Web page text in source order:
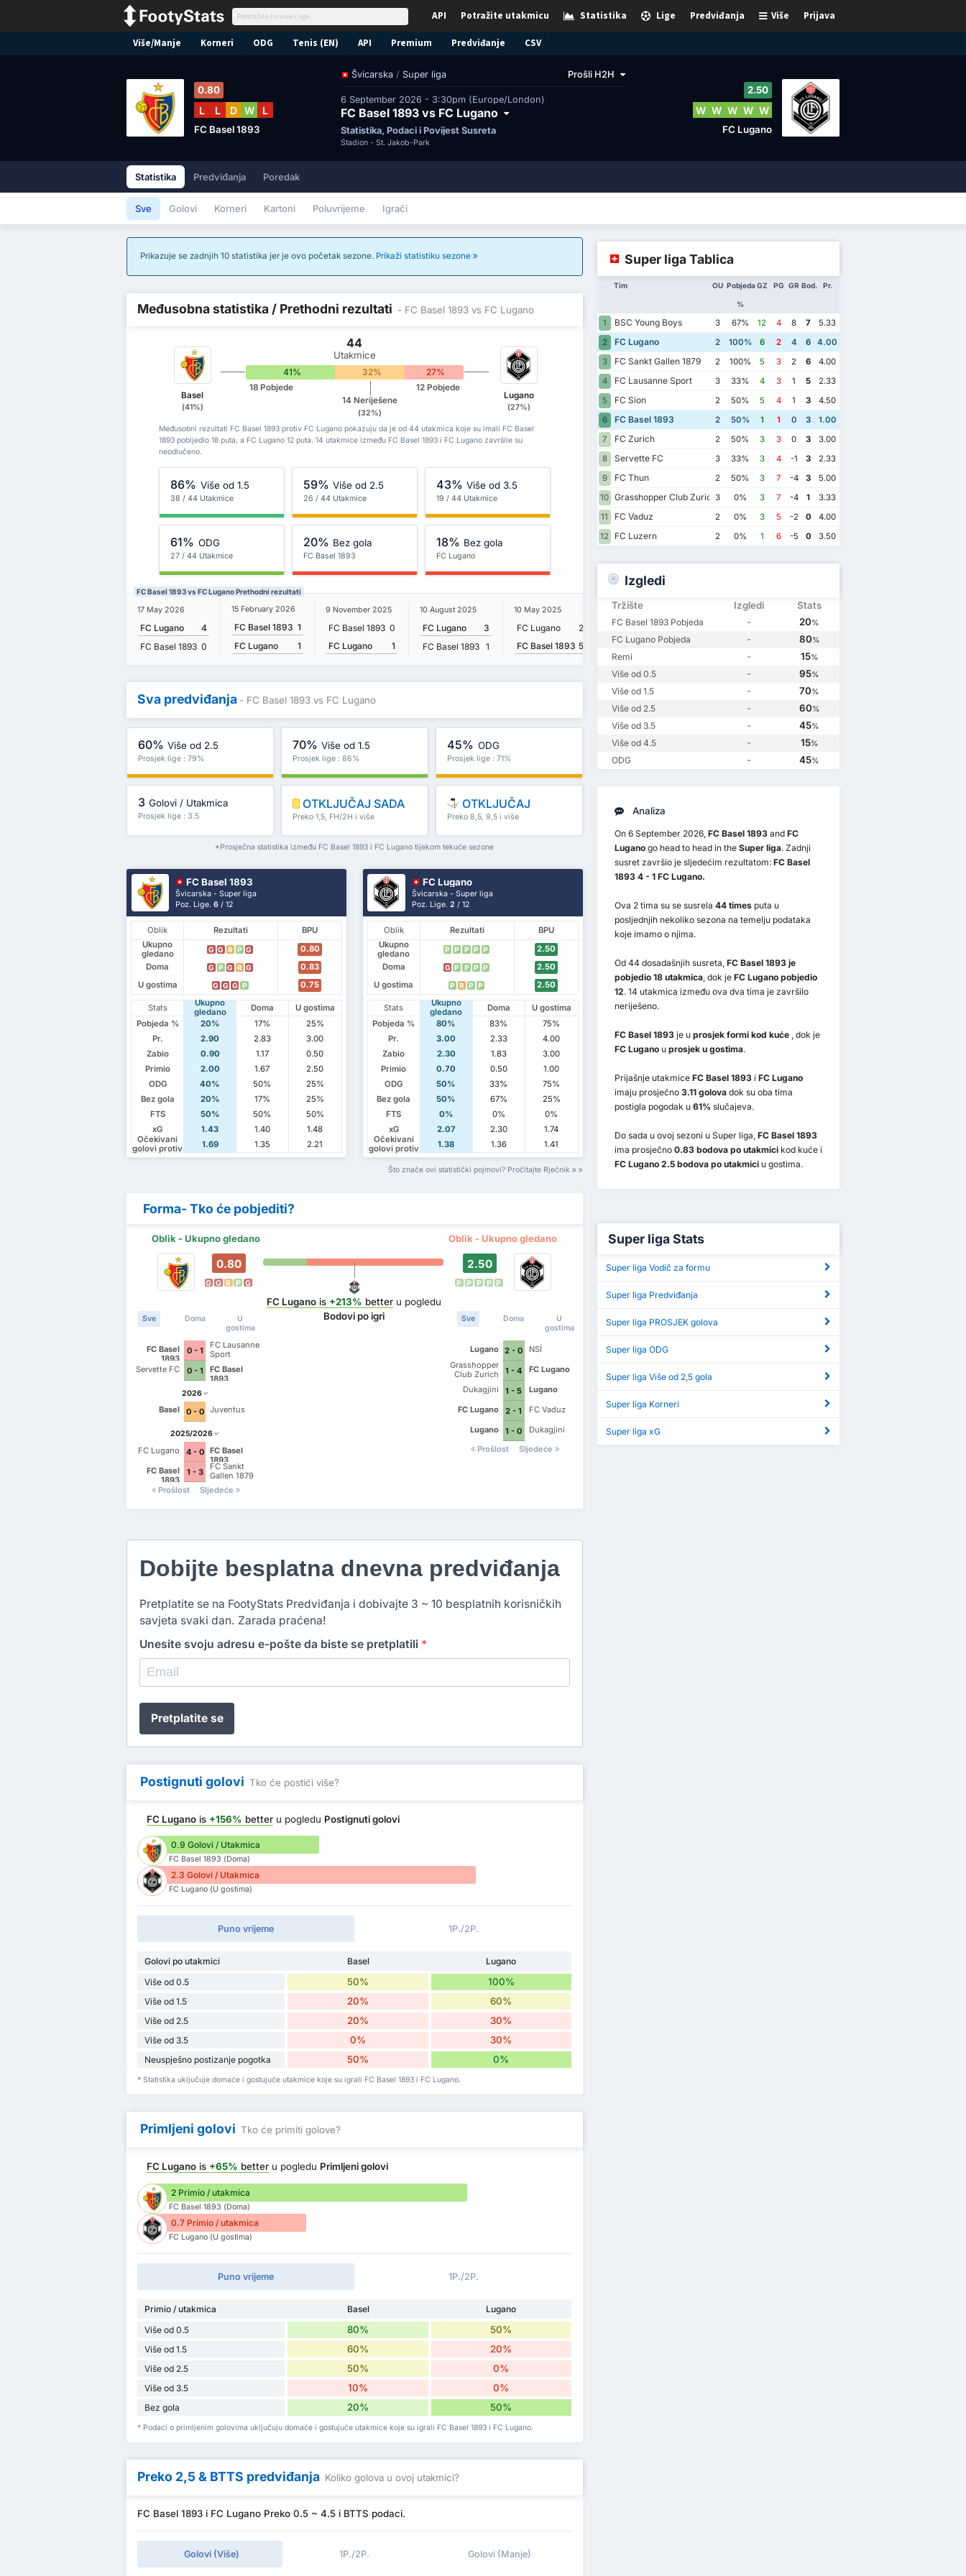
Prijava
Više
Predviđanja
Lige
Statistika
Potražite utakmicu
API
Više/Manje Korneri ODG Tenis (EN) API Premium Predviđanje CSV
Švicarska / Super liga Prošli H2H
6 September 2026 - 3:30pm (Europe/London)
FC Basel 1893 vs FC Lugano
Statistika, Podaci i Povijest Susreta
Stadion - St. Jakob-Park
0.80
L L D W L
FC Basel 1893
2.50
W W W W W
FC Lugano
Statistika Predviđanja Poredak
Sve Golovi Korneri Kartoni Poluvrijeme Igrači
Prikazuje se zadnjih 10 statistika jer je ovo početak sezone. Prikaži statistiku sezone
Međusobna statistika / Prethodni rezultati - FC Basel 1893 vs FC Lugano
Basel
(41%)
44
Utakmice
41% 32% 27%
18 Pobjede
14 Neriješene
(32%)
12 Pobjede
Lugano
(27%)
Međusobni rezultati FC Basel 1893 protiv FC Lugano pokazuju da je od 44 utakmica koje su imali FC Basel
1893 pobijedio 18 puta, a FC Lugano 12 puta. 14 utakmice između FC Basel 1893 i FC Lugano završile su
neodlučeno.
86% Više od 1.5
38 / 44 Utakmice
59% Više od 2.5
26 / 44 Utakmice
43% Više od 3.5
19 / 44 Utakmice
61% ODG
27 / 44 Utakmice
20% Bez gola
FC Basel 1893
18% Bez gola
FC Lugano
FC Basel 1893 vs FC Lugano Prethodni rezultati
17 May 2026
FC Lugano
4
FC Basel 1893 0
15 February 2026
FC Basel 1893 1
FC Lugano
1
9 November 2025
FC Basel 1893 0
FC Lugano
1
10 August 2025
FC Lugano
3
FC Basel 1893 1
10 May 2025
FC Lugano
2
FC Basel 1893 5
6 April 2025
FC Basel 1893
2
FC Lugano
0
19 January 2025 27 July 2024
FC Basel 1893
FC Lugano
Sva predviđanja - FC Basel 1893 vs FC Lugano
60% Više od 2.5
Prosjek lige : 79%
70% Više od 1.5
Prosjek lige : 86%
45% ODG
Prosjek lige : 71%
3 Golovi / Utakmica
Prosjek lige : 3.5
OTKLJUČAJ SADA
Preko 1,5, FH/2H i više
OTKLJUČAJ
Preko 8,5, 9,5 i više
*Prosječna statistika između FC Basel 1893 i FC Lugano tijekom tekuće sezone
FC Basel 1893
Švicarska - Super liga
Poz. Lige.6 / 12
Oblik Rezultati
BPU
Ukupno
gledano
G G R P G
0.80
Doma
G P G R G
0.83
U gostima
G G G P 0.75
Stats
Ukupno
gledano
Doma
U gostima
Pobjeda %
20% 17%
25%
Pr.
2.90 2.83
3.00
Zabio
0.90 1.17
0.50
Primio
2.00 1.67
2.50
ODG
40% 50%
25%
Bez gola
20% 17%
25%
FTS
50% 50%
50%
xG
1.43 1.40
1.48
Očekivani
golovi protiv
1.69 1.35 2.21
FC Lugano
Švicarska - Super liga
Poz. Lige.2 / 12
Oblik Rezultati
BPU
Ukupno
gledano
P P P P P
2.50
Doma
G P P P P
2.50
U gostima
P R P P 2.50
Stats
Ukupno
gledano
Doma
U gostima
Pobjeda %
80% 83%
75%
Pr.
3.00 2.33
4.00
Zabio
2.30 1.83
3.00
Primio
0.70 0.50
1.00
ODG
50% 33%
75%
Bez gola
50% 67%
25%
FTS
0% 0%
0%
xG
2.07 2.30
1.74
Očekivani
golovi protiv
1.38 1.36 1.41
Što znače ovi statistički pojmovi? Pročitajte Rječnik
Forma- Tko će pobjediti?
Oblik - Ukupno gledano Oblik - Ukupno gledano
0.80
G G R P G
Sve Doma
U
gostima
FC Basel
1893
0 - 1
FC Lausanne
Sport
Servette FC
0 - 1
FC Basel
1893
2026
Basel 0 - 0 Juventus
2025/2026
FC Lugano 4 - 0
FC Basel
1893
FC Basel
1893
1 - 3
FC Sankt
Gallen 1879
Prošlost
Sljedeće
FC Lugano is +213% better u pogledu
Bodovi po igri
2.50
P P P P P
Sve Doma
U
gostima
Lugano 2 - 0
NSÍ
Grasshopper
Club Zurich
1 - 4
FC Lugano
Dukagjini
1 - 5
Lugano
FC Lugano
2 - 1
FC Vaduz
Lugano
1 - 0
Dukagjini
Prošlost
Sljedeće
Dobijte besplatna dnevna predviđanja
Pretplatite se na FootyStats Predviđanja i dobivajte 3 ~ 10 besplatnih korisničkih
savjeta svaki dan. Zarada praćena!
Unesite svoju adresu e-pošte da biste se pretplatili *
Pretplatite se
Postignuti golovi Tko će postići više?
FC Lugano is +156% better u pogledu Postignuti golovi
0.9 Golovi / Utakmica
FC Basel 1893 (Doma)
2.3 Golovi / Utakmica
FC Lugano (U gostima)
Puno vrijeme 1P./2P.
Golovi po utakmici Basel
Lugano
Više od 0.5
50% 100%
Više od 1.5 20% 60%
Više od 2.5 20% 30%
Više od 3.5 0% 30%
Neuspješno postizanje pogotka 50% 0%
* Statistika uključuje domaće i gostujuće utakmice koje su igrali FC Basel 1893 i FC Lugano.
Primljeni golovi Tko će primiti golove?
FC Lugano is +65% better u pogledu Primljeni golovi
2 Primio / utakmica
FC Basel 1893 (Doma)
0.7 Primio / utakmica
FC Lugano (U gostima)
Puno vrijeme 1P./2P.
Primio / utakmica Basel
Lugano
Više od 0.5
80% 50%
Više od 1.5 60% 20%
Više od 2.5 50% 0%
Više od 3.5 10% 0%
Bez gola 20% 50%
* Podaci o primljenim golovima uključuju domaće i gostujuće utakmice koje su igrali FC Basel 1893 i FC Lugano.
Preko 2,5 & BTTS predviđanja Koliko golova u ovoj utakmici?
FC Basel 1893 i FC Lugano Preko 0.5 ~ 4.5 i BTTS podaci.
Golovi (Više) 1P./2P. Golovi (Manje)
Super liga Tablica
Tim OU Pobjeda
%
GZ PG GR Bod. Pr.
1 BSC Young Boys 3 67% 12 4 8 7
5.33
2
FC Lugano 2 100% 6 2 4 6
4.00
3
FC Sankt Gallen 1879 2 100% 5 3 2 6
4.00
4
FC Lausanne Sport 3 33% 4 3 1 5
2.33
5
FC Sion 2 50% 5 4 1 3
4.50
6
FC Basel 1893 2 50% 1 1 0 3
1.00
7
FC Zurich 2 50% 3 3 0 3
3.00
8
Servette FC 3 33% 3 4 -1 3
2.33
9
FC Thun 2 50% 3 7 -4 3
5.00
10 Grasshopper Club Zurich3 0% 3 7 -4 1
3.33
11
FC Vaduz 2 0% 3 5 -2 0
4.00
12
FC Luzern 2 0% 1 6 -5 0 3.50
Izgledi
Tržište Izgledi Stats
FC Basel 1893 Pobjeda - 20%
FC Lugano Pobjeda - 80%
Remi - 15%
Više od 0.5 - 95%
Više od 1.5 - 70%
Više od 2.5 - 60%
Više od 3.5 - 45%
Više od 4.5 - 15%
ODG - 45%
Analiza
On 6 September 2026, FC Basel 1893and FC
Luganogo head to head in the Super liga. Zadnji
susret završio je sljedećim rezultatom: FC Basel
1893 4 - 1 FC Lugano.
Ova 2 tima su se susrela 44 timesputa u
posljednjih nekoliko sezona na temelju podataka
koje imamo o njima.
Od 44 dosadašnjih susreta, FC Basel 1893 je
pobjedio 18 utakmica, dok je FC Lugano pobjedio
12. 14 utakmica između ova dva tima je završilo
neriješeno.
FC Basel 1893je u prosjek formi kod kuće , dok je
FC Luganou prosjek u gostima.
Prijašnje utakmice FC Basel 1893i FC Lugano
imaju prosječno 3.11 golovadok su oba tima
postigla pogodak u 61% slučajeva.
Do sada u ovoj sezoni u Super liga, FC Basel 1893
ima prosječno 0.83 bodova po utakmici kod kuće i
FC Lugano 2.5 bodova po utakmiciu gostima.
Super liga Stats
Super liga Vodič za formu
Super liga Predviđanja
Super liga PROSJEK golova
Super liga ODG
Super liga Više od 2,5 gola
Super liga Korneri
Super liga xG